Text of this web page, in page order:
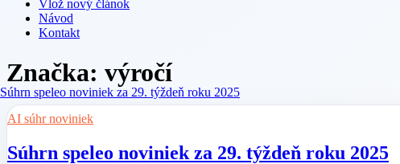
Vlož nový článok
Návod
Kontakt
Značka: výročí
AI súhr noviniek
Súhrn speleo noviniek za 29. týždeň roku 2025